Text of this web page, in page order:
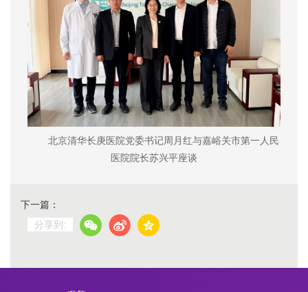
北京清华长庚医院党委书记周月红与嘉峪关市第一人民
医院院长苏兴平座谈
下一篇：
分享到: